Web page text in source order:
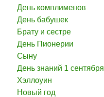
День комплименов
День бабушек
Брату и сестре
День Пионерии
Сыну
День знаний 1 сентября
Хэллоуин
Новый год